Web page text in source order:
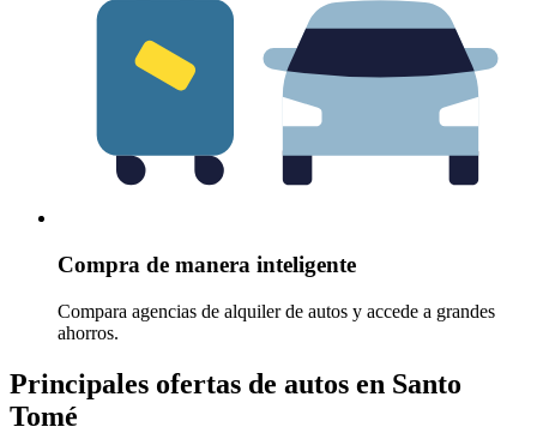
Compra de manera inteligente
Compara agencias de alquiler de autos y accede a grandes
ahorros.
Principales ofertas de autos en Santo
Tomé